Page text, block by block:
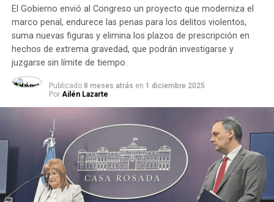
El Gobierno envió al Congreso un proyecto que moderniza el
marco penal, endurece las penas para los delitos violentos,
suma nuevas figuras y elimina los plazos de prescripción en
hechos de extrema gravedad, que podrán investigarse y
juzgarse sin límite de tiempo.
Publicado 8 meses atrás en 1 diciembre 2025
Por Ailén Lazarte